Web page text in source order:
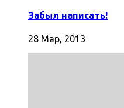
Забыл написать!
28 Мар, 2013